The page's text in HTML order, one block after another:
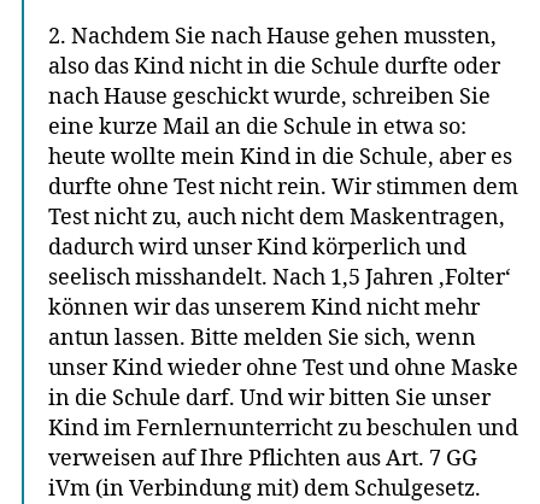
2. Nachdem Sie nach Hause gehen mussten,
also das Kind nicht in die Schule durfte oder
nach Hause geschickt wurde, schreiben Sie
eine kurze Mail an die Schule in etwa so:
heute wollte mein Kind in die Schule, aber es
durfte ohne Test nicht rein. Wir stimmen dem
Test nicht zu, auch nicht dem Maskentragen,
dadurch wird unser Kind körperlich und
seelisch misshandelt. Nach 1,5 Jahren ‚Folter‘
können wir das unserem Kind nicht mehr
antun lassen. Bitte melden Sie sich, wenn
unser Kind wieder ohne Test und ohne Maske
in die Schule darf. Und wir bitten Sie unser
Kind im Fernlernunterricht zu beschulen und
verweisen auf Ihre Pflichten aus Art. 7 GG
iVm (in Verbindung mit) dem Schulgesetz.